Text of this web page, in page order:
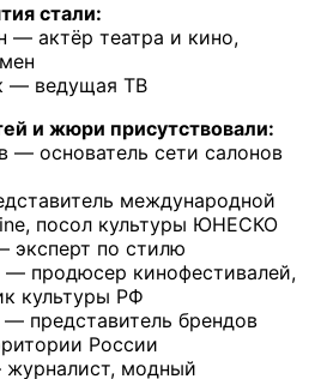
стали:
— актёр театра и кино,
— ведущая ТВ
и жюри присутствовали:
— основатель сети салонов
международной
посол культуры ЮНЕСКО
по стилю
продюсер кинофестивалей,
культуры РФ
представитель брендов
России
модный